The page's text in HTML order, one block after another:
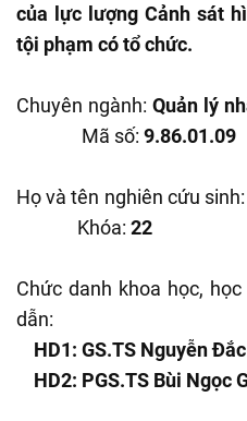
của lực lượng Cảnh sát
tội phạm có tổ chức.
Chuyên ngành:Quản lý
Mã số: 9.86.01.09
Họ và tên nghiên cứu
Khóa: 22
Chức danh khoa học,
dẫn:
HD1: GS.TS Nguyễn
HD2: PGS.TS Bùi Ngọc